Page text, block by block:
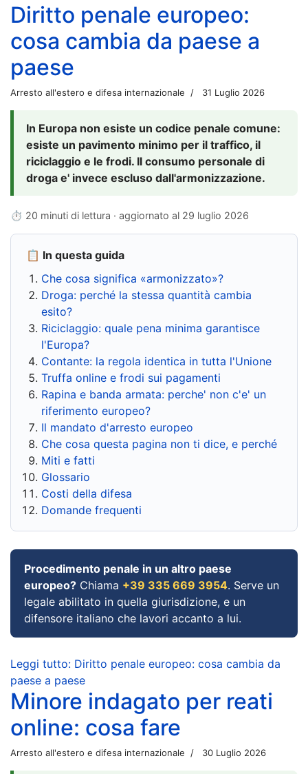
Diritto penale europeo:
cosa cambia da paese a
paese
Arresto all'estero e difesa internazionale 31 Luglio 2026
In Europa non esiste un codice penale comune:
esiste un pavimento minimo per il traffico, il
riciclaggio e le frodi. Il consumo personale di
droga e' invece escluso dall'armonizzazione.
⏱ 20 minuti di lettura · aggiornato al 29 luglio 2026
📋 In questa guida
Che cosa significa «armonizzato»?
Droga: perché la stessa quantità cambia
esito?
Riciclaggio: quale pena minima garantisce
l'Europa?
Contante: la regola identica in tutta l'Unione
Truffa online e frodi sui pagamenti
Rapina e banda armata: perche' non c'e' un
riferimento europeo?
Il mandato d'arresto europeo
Che cosa questa pagina non ti dice, e perché
Miti e fatti
Glossario
Costi della difesa
Domande frequenti
Procedimento penale in un altro paese
europeo? Chiama +39 335 669 3954. Serve un
legale abilitato in quella giurisdizione, e un
difensore italiano che lavori accanto a lui.
Leggi tutto: Diritto penale europeo: cosa cambia da
paese a paese
Minore indagato per reati
online: cosa fare
Arresto all'estero e difesa internazionale 30 Luglio 2026